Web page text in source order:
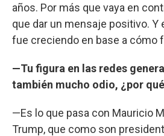
años. Por más que vaya en
que dar un mensaje positivo. Y
fue creciendo en base a cómo
—Tu figura en las redes
también mucho odio, ¿por
—Es lo que pasa con Mauricio
Trump, que como son